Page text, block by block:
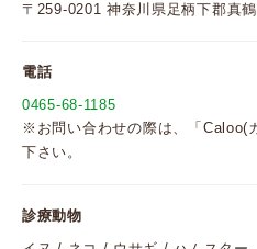
〒259-0201 神奈川県足柄下郡真
電話
0465-68-1185
※お問い合わせの際は、「Caloo(
下さい。
診療動物